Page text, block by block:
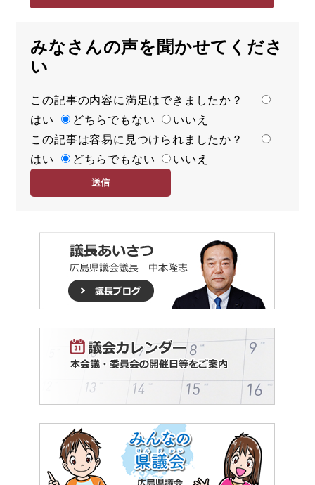
みなさんの声を聞かせてくださ
い
満
足
度
この記事の内容に満足はできましたか？
はい
どちらでもない
いいえ
容
易
この記事は容易に見つけられましたか？
はい
どちらでもない いいえ